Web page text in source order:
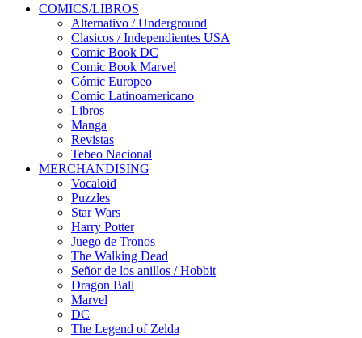
COMICS/LIBROS
Alternativo / Underground
Clasicos / Independientes USA
Comic Book DC
Comic Book Marvel
Cómic Europeo
Comic Latinoamericano
Libros
Manga
Revistas
Tebeo Nacional
MERCHANDISING
Vocaloid
Puzzles
Star Wars
Harry Potter
Juego de Tronos
The Walking Dead
Señor de los anillos / Hobbit
Dragon Ball
Marvel
DC
The Legend of Zelda